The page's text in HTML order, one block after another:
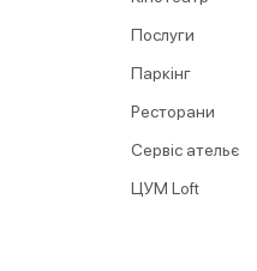
Послуги
Паркінг
Ресторани
Сервіс ательє
ЦУМ Loft